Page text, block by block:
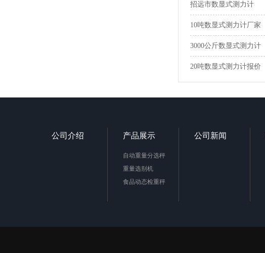
招远市数显式测力计
10吨数显式测力计厂家
3000公斤数显式测力计
20吨数显式测力计报价
公司介绍 产品展示
自动重量分选秤
重量选别机
食品动态检重秤
公司新闻